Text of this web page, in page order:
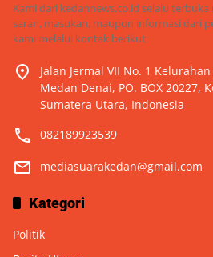
Kami dari kedannews.co.id selalu
saran, masukan, maupun informasi dari
kami melalui kontak berikut:
Jalan Jermal VII No. 1
Medan Denai, PO. BOX 20227,
Sumatera Utara, Indonesia
082189923539
mediasuarakedan@gmail.com
Kategori
Politik